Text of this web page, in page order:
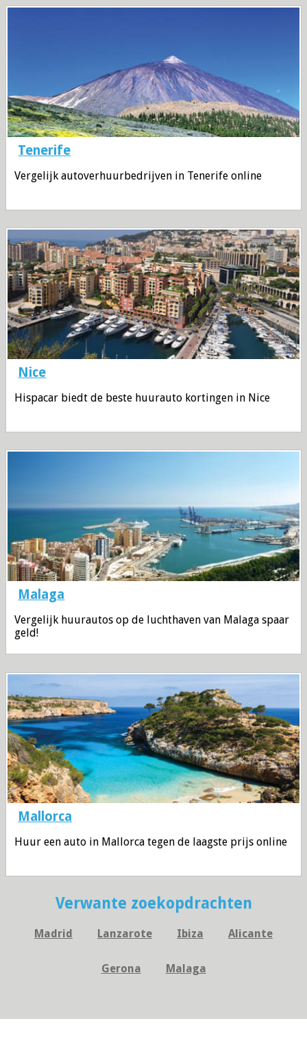
Tenerife
Vergelijk autoverhuurbedrijven in Tenerife online
Nice
Hispacar biedt de beste huurauto kortingen in Nice
Malaga
Vergelijk huurautos op de luchthaven van Malaga spaar
geld!
Mallorca
Huur een auto in Mallorca tegen de laagste prijs online
Verwante zoekopdrachten
Madrid Lanzarote Ibiza Alicante
Gerona Malaga